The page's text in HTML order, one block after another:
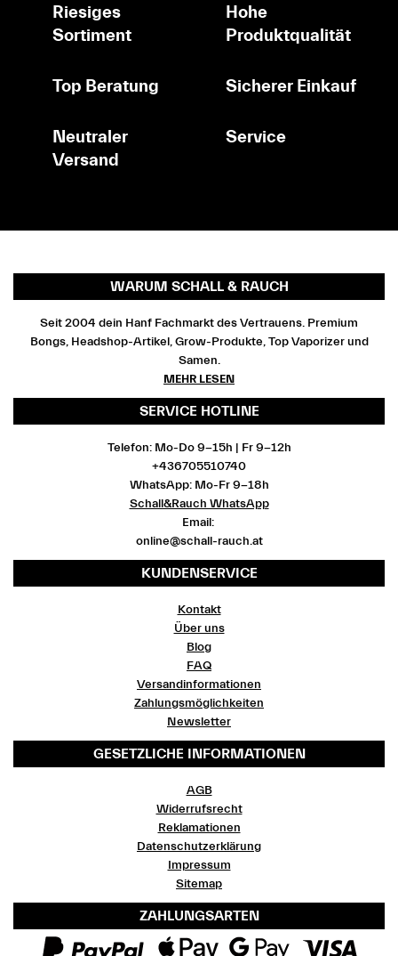
Riesiges
Sortiment
Hohe
Produktqualität
Top Beratung Sicherer Einkauf
Neutraler
Versand
Service
WARUM SCHALL & RAUCH
Seit 2004 dein Hanf Fachmarkt des Vertrauens. Premium
Bongs, Headshop-Artikel, Grow-Produkte, Top Vaporizer und
Samen.
MEHR LESEN
SERVICE HOTLINE
Telefon: Mo-Do 9-15h | Fr 9-12h
+436705510740
WhatsApp: Mo-Fr 9-18h
Schall&Rauch WhatsApp
Email:
online@schall-rauch.at
KUNDENSERVICE
Kontakt
Über uns
Blog
FAQ
Versandinformationen
Zahlungsmöglichkeiten
Newsletter
GESETZLICHE INFORMATIONEN
AGB
Widerrufsrecht
Reklamationen
Datenschutzerklärung
Impressum
Sitemap
ZAHLUNGSARTEN